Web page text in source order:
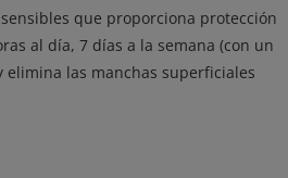
que proporciona protección
al día, 7 días a la semana (con un
elimina las manchas superficiales